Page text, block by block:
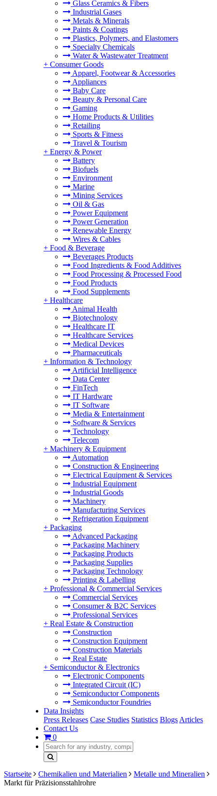
Glass Ceramics & Fibers
Industrial Gases
Metals & Minerals
Paints & Coatings
Plastics, Polymers, and Elastomers
Specialty Chemicals
Water & Wastewater Treatment
+ Consumer Goods
Apparel, Footwear & Accessories
Appliances
Baby Care
Beauty & Personal Care
Gaming
Home Products & Utilities
Retailing
Sports & Fitness
Travel & Tourism
+ Energy & Power
Battery
Biofuels
Environment
Marine
Mining Services
Oil & Gas
Power Equipment
Power Generation
Renewable Energy
Wires & Cables
+ Food & Beverage
Beverages Products
Food Ingredients & Food Additives
Food Processing & Processed Food
Food Products
Food Supplements
+ Healthcare
Animal Health
Biotechnology
Healthcare IT
Healthcare Services
Medical Devices
Pharmaceuticals
+ Information & Technology
Artificial Intelligence
Data Center
FinTech
IT Hardware
IT Software
Media & Entertainment
Software & Services
Technology
Telecom
+ Machinery & Equipment
Automation
Construction & Engineering
Electrical Equipment & Services
Industrial Equipment
Industrial Goods
Machinery
Manufacturing Services
Refrigeration Equipment
+ Packaging
Advanced Packaging
Packaging Machinery
Packaging Products
Packaging Supplies
Packaging Technology
Printing & Labelling
+ Professional & Commercial Services
Commercial Services
Consumer & B2C Services
Professional Services
+ Real Estate & Construction
Construction
Construction Equipment
Construction Materials
Real Estate
+ Semiconductor & Electronics
Electronic Components
Integrated Circuit (IC)
Semiconductor Components
Semiconductor Foundries
Data Insights
Press Releases Case Studies Statistics Blogs Articles
Contact Us
0
Startseite Chemikalien und Materialien
Metalle und Mineralien
Markt für Präzisionsstahlrohre